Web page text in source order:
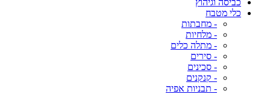
כביסה וגיהוץ
כלי מטבח
- מחבתות
- מלחיות
- מתלה כלים
- סירים
- סכינים
- קנקנים
- תבניות אפיה